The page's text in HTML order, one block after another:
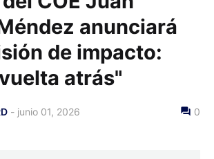
anunciará
de impacto:
atrás"
- junio 01, 2026 0